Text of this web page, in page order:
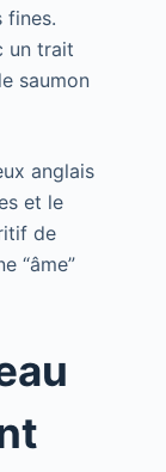
fines.
un trait
saumon
anglais
et le
de
“âme”